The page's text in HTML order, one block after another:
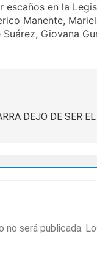
en la
Manente,
Giovana
DEJO DE SER
no será publicada.